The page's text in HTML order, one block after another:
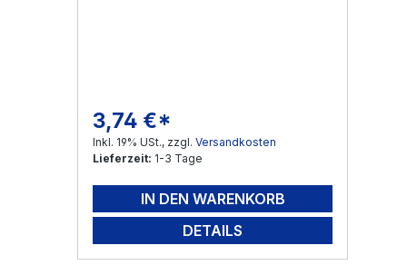
Regulärer Preis:
3,74 €*
Inkl. 19% USt., zzgl. Versandkosten
Lieferzeit: 1-3 Tage
IN DEN WARENKORB
DETAILS